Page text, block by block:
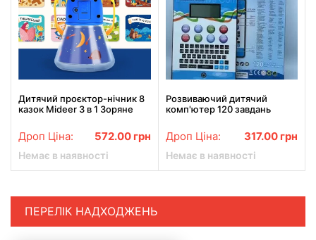
Дитячий проєктор-нічник 8
казок Mideer 3 в 1 Зоряне
Дроп Ціна: 572.00 грн
Немає в наявності
Розвиваючий дитячий
комп'ютер 120 завдань
Дроп Ціна: 317.00 грн
Немає в наявності
ПЕРЕЛІК НАДХОДЖЕНЬ